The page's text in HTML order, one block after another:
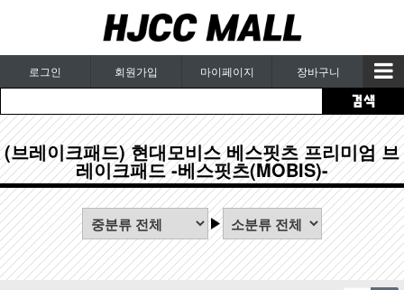
로그인 회원가입 마이페이지 장바구니
(브레이크패드) 현대모비스 베스핏츠 프리미엄 브
레이크패드 -베스핏츠(MOBIS)-